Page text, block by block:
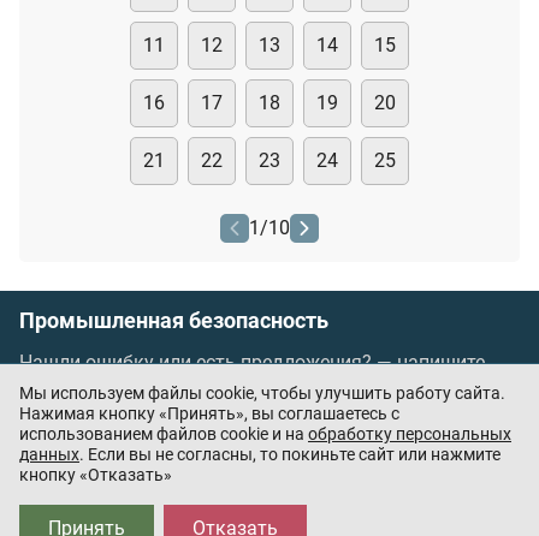
11 12 13 14 15
16 17 18 19 20
21 22 23 24 25
1/10
Промышленная безопасность
Нашли ошибку или есть предложения? —напишите
нам
Порядок проведения оплаты по банковским
картам/Цены/Оферта
Приложения партнёров:
Мы используем файлы cookie, чтобы улучшить работу сайта.
Нажимая кнопку «Принять», вы соглашаетесь с
использованием файлов cookie и на обработку персональных
данных. Если вы не согласны, то покиньте сайт или нажмите
кнопку «Отказать»
Отказать
Принять